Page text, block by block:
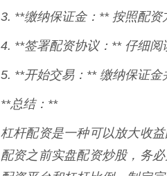
3. **缴纳保证金：** 按照配资
4. **签署配资协议：** 仔细阅
5. **开始交易：** 缴纳保证金
**总结：**
杠杆配资是一种可以放大收
配资之前实盘配资炒股，务